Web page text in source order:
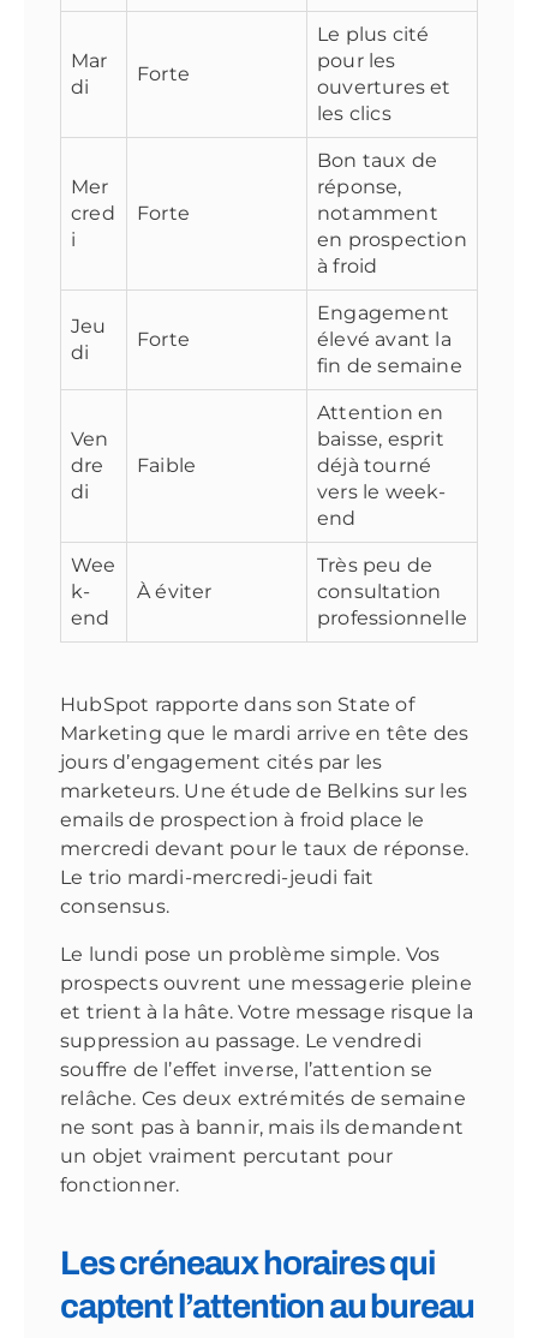
Mar
di
Forte
Le plus cité
pour les
ouvertures et
les clics
Mer
cred
i
Forte
Bon taux de
réponse,
notamment
en prospection
à froid
Jeu
di
Forte
Engagement
élevé avant la
fin de semaine
Ven
dre
di
Faible
Attention en
baisse, esprit
déjà tourné
vers le week-
end
Wee
k-
end
À éviter
Très peu de
consultation
professionnelle
HubSpot rapporte dans son State of
Marketing que le mardi arrive en tête des
jours d’engagement cités par les
marketeurs. Une étude de Belkins sur les
emails de prospection à froid place le
mercredi devant pour le taux de réponse.
Le trio mardi-mercredi-jeudi fait
consensus.
Le lundi pose un problème simple. Vos
prospects ouvrent une messagerie pleine
et trient à la hâte. Votre message risque la
suppression au passage. Le vendredi
souffre de l’effet inverse, l’attention se
relâche. Ces deux extrémités de semaine
ne sont pas à bannir, mais ils demandent
un objet vraiment percutant pour
fonctionner.
Les créneaux horaires qui
captent l’attention au bureau